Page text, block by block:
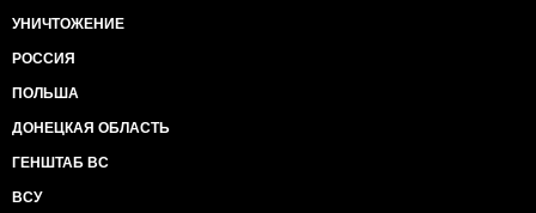
УНИЧТОЖЕНИЕ
РОССИЯ
ПОЛЬША
ДОНЕЦКАЯ ОБЛАСТЬ
ГЕНШТАБ ВС
ВСУ